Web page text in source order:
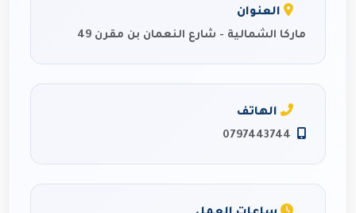
العنوان
ماركا الشمالية - شارع النعمان بن مقرن 49
الهاتف